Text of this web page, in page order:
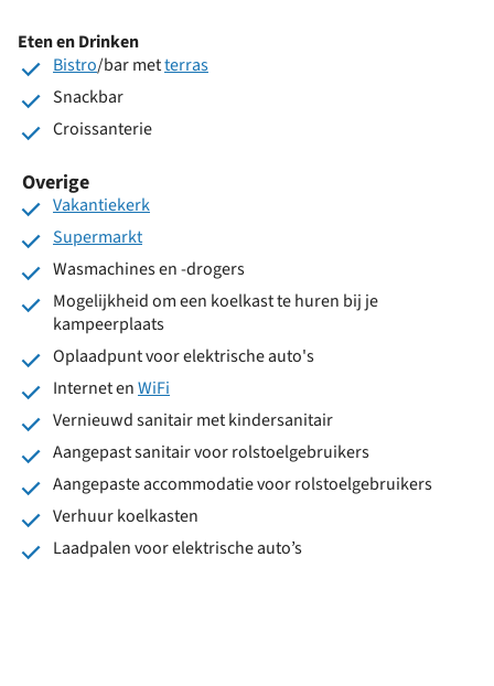
Eten en Drinken
Bistro/bar metterras
Snackbar
Croissanterie
Overige
Vakantiekerk
Supermarkt
Wasmachines en -drogers
Mogelijkheid om een koelkast te huren bij je
kampeerplaats
Oplaadpunt voor elektrische auto's
Internet enWiFi
Vernieuwd sanitair met kindersanitair
Aangepast sanitair voor rolstoelgebruikers
Aangepaste accommodatie voor rolstoelgebruikers
Verhuur koelkasten
Laadpalen voor elektrische auto’s